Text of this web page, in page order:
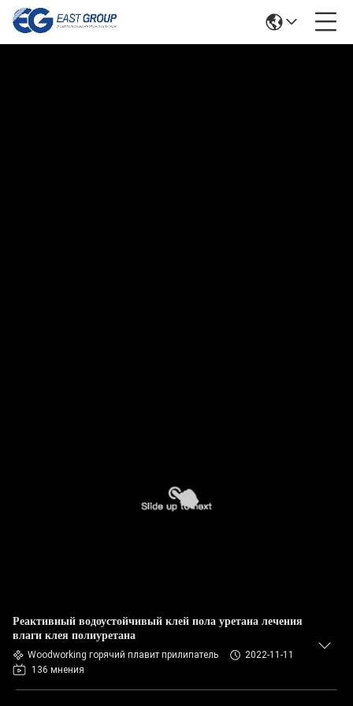
Реактивный водоустойчивый клей пола уретана лечения
влаги клея полиуретана
Woodworking горячий плавит прилипатель
2022-11-11
136 мнения